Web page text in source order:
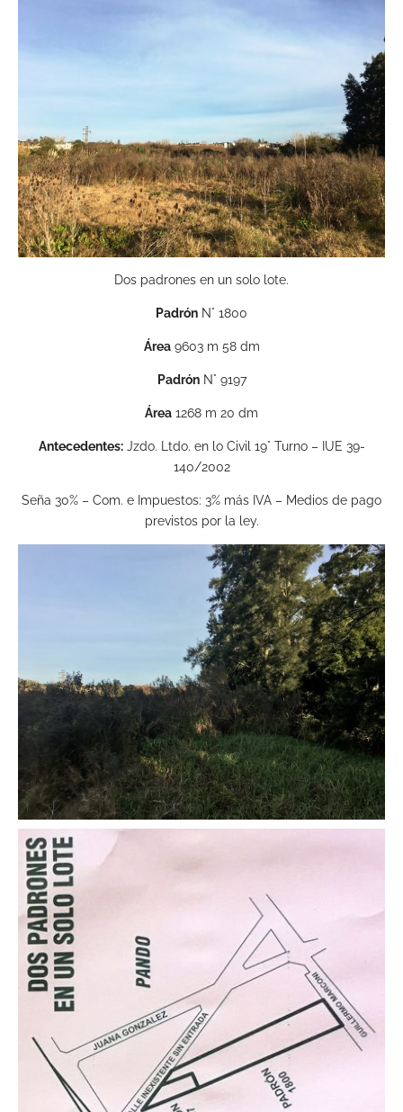
Dos padrones en un solo lote.
Padrón N° 1800
Área9603 m 58 dm
PadrónN° 9197
Área 1268 m 20 dm
Antecedentes:Jzdo. Ltdo. en lo Civil 19° Turno – IUE 39-
140/2002
Seña 30% – Com. e Impuestos: 3% más IVA – Medios de pago
previstos por la ley.